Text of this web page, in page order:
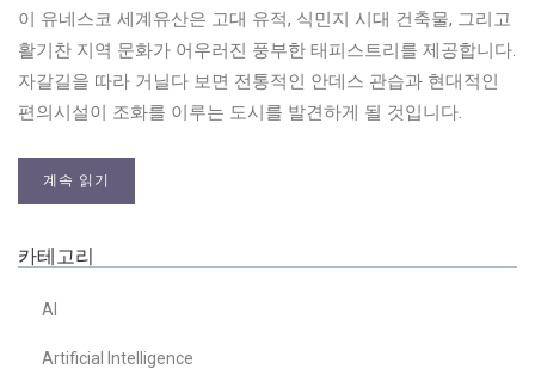
이 유네스코 세계유산은 고대 유적, 식민지 시대 건축물, 그리고
활기찬 지역 문화가 어우러진 풍부한 태피스트리를 제공합니다.
자갈길을 따라 거닐다 보면 전통적인 안데스 관습과 현대적인
편의시설이 조화를 이루는 도시를 발견하게 될 것입니다.
계속 읽기
카테고리
AI
Artificial Intelligence